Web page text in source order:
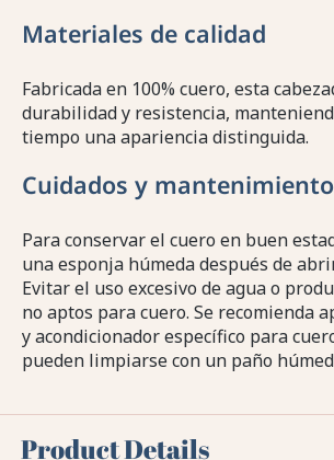
Materiales de calidad
Fabricada en 100% cuero, esta
durabilidad y resistencia,
tiempo una apariencia distinguida.
Cuidados y mantenimiento
Para conservar el cuero en buen
una esponja húmeda después de
Evitar el uso excesivo de agua o
no aptos para cuero. Se recomienda
y acondicionador específico para
pueden limpiarse con un paño
Product Details